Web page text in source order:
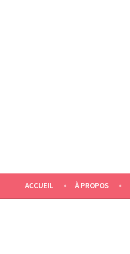
ACCUEIL À PROPOS